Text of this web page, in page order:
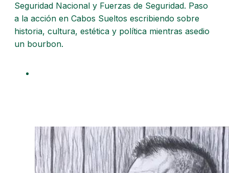
Seguridad Nacional y Fuerzas de Seguridad. Paso
a la acción en Cabos Sueltos escribiendo sobre
historia, cultura, estética y política mientras asedio
un bourbon.